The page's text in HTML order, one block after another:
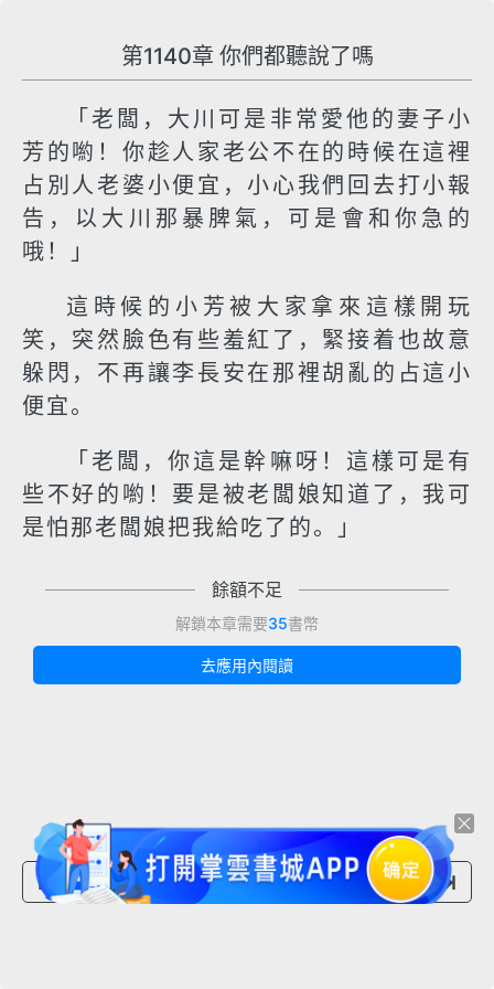
第1140章 你們都聽說了嗎
「老闆，大川可是非常愛他的妻子小
芳的喲！你趁人家老公不在的時候在這裡
占別人老婆小便宜，小心我們回去打小報
告，以大川那暴脾氣，可是會和你急的
哦！」
這時候的小芳被大家拿來這樣開玩
笑，突然臉色有些羞紅了，緊接着也故意
躲閃，不再讓李長安在那裡胡亂的占這小
便宜。
「老闆，你這是幹嘛呀！這樣可是有
些不好的喲！要是被老闆娘知道了，我可
是怕那老闆娘把我給吃了的。」
餘額不足
解鎖本章需要35書幣
去應用內閱讀
上一章節 下一章節